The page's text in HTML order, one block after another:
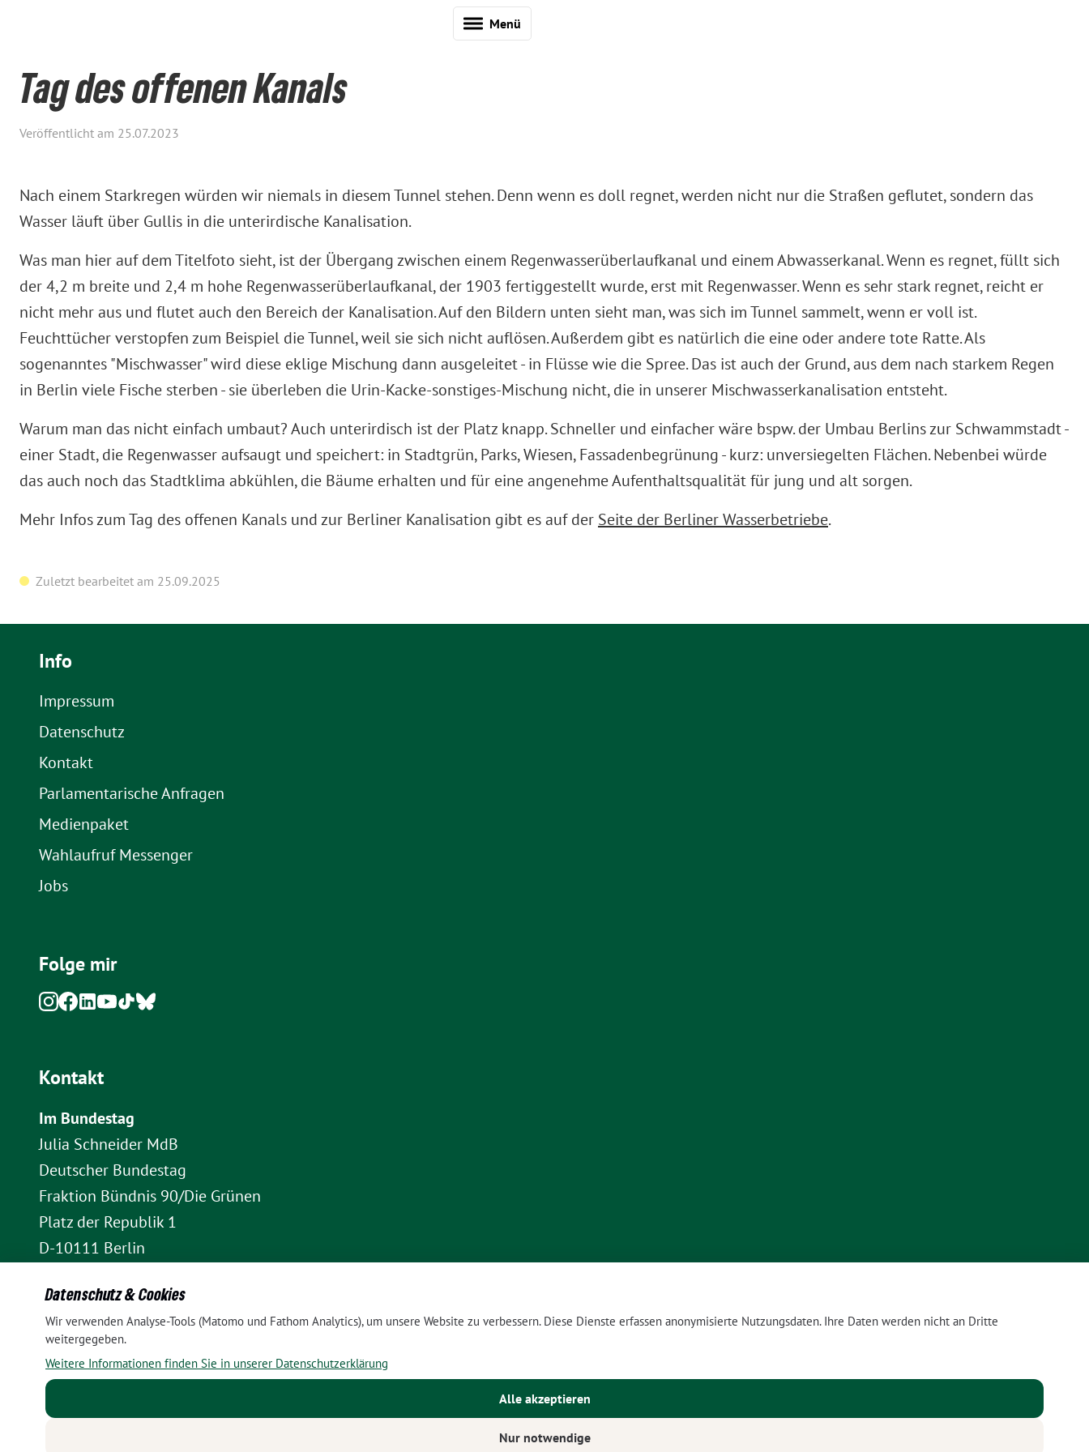
Menü
Tag des offenen Kanals
Veröffentlicht am 25.07.2023
Nach einem Starkregen würden wir niemals in diesem Tunnel stehen. Denn wenn es doll regnet, werden nicht nur die Straßen geflutet, sondern das
Wasser läuft über Gullis in die unterirdische Kanalisation.
Was man hier auf dem Titelfoto sieht, ist der Übergang zwischen einem Regenwasserüberlaufkanal und einem Abwasserkanal. Wenn es regnet, füllt sich
der 4,2 m breite und 2,4 m hohe Regenwasserüberlaufkanal, der 1903 fertiggestellt wurde, erst mit Regenwasser. Wenn es sehr stark regnet, reicht er
nicht mehr aus und flutet auch den Bereich der Kanalisation. Auf den Bildern unten sieht man, was sich im Tunnel sammelt, wenn er voll ist.
Feuchttücher verstopfen zum Beispiel die Tunnel, weil sie sich nicht auflösen. Außerdem gibt es natürlich die eine oder andere tote Ratte. Als
sogenanntes "Mischwasser" wird diese eklige Mischung dann ausgeleitet - in Flüsse wie die Spree. Das ist auch der Grund, aus dem nach starkem Regen
in Berlin viele Fische sterben - sie überleben die Urin-Kacke-sonstiges-Mischung nicht, die in unserer Mischwasserkanalisation entsteht.
Warum man das nicht einfach umbaut? Auch unterirdisch ist der Platz knapp. Schneller und einfacher wäre bspw. der Umbau Berlins zur Schwammstadt -
einer Stadt, die Regenwasser aufsaugt und speichert: in Stadtgrün, Parks, Wiesen, Fassadenbegrünung - kurz: unversiegelten Flächen. Nebenbei würde
das auch noch das Stadtklima abkühlen, die Bäume erhalten und für eine angenehme Aufenthaltsqualität für jung und alt sorgen.
Mehr Infos zum Tag des offenen Kanals und zur Berliner Kanalisation gibt es auf der Seite der Berliner Wasserbetriebe.
Zuletzt bearbeitet am 25.09.2025
Info
Impressum
Datenschutz
Kontakt
Parlamentarische Anfragen
Medienpaket
Wahlaufruf Messenger
Jobs
Folge mir
Kontakt
Im Bundestag
Julia Schneider MdB
Deutscher Bundestag
Fraktion Bündnis 90/Die Grünen
Platz der Republik 1
D-10111 Berlin
Telefon: +49 30 227 70907
Im Wahlkreis Pankow
Wahlkreisbüro Julia Schneider
Pappelallee 84
10437 Berlin
Datenschutz & Cookies
Wir verwenden Analyse-Tools (Matomo und Fathom Analytics), um unsere Website zu verbessern. Diese Dienste erfassen anonymisierte Nutzungsdaten. Ihre Daten werden nicht an Dritte
weitergegeben.
Weitere Informationen finden Sie in unserer Datenschutzerklärung
Alle akzeptieren
Nur notwendige